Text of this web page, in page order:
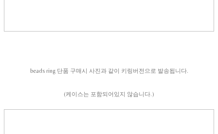
beads ring 단품 구매시 사진과 같이 키링버전으로 발송됩니다.
(케이스는 포함되어있지 않습니다.)